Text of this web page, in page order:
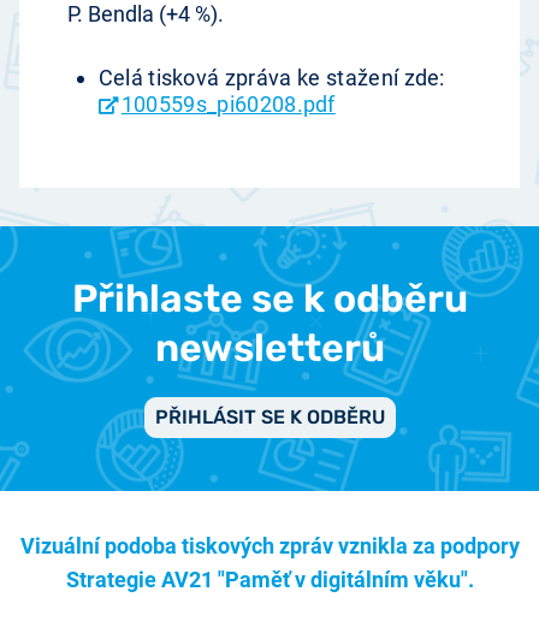
P. Bendla (+4 %).
Celá tisková zpráva ke stažení zde:
100559s_pi60208.pdf
Přihlaste se k odběru
newsletterů
PŘIHLÁSIT SE K ODBĚRU
Vizuální podoba tiskových zpráv vznikla za podpory
Strategie AV21 "Paměť v digitálním věku".